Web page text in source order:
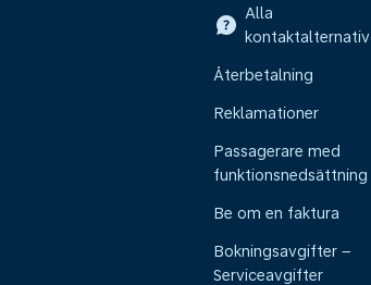
Alla
kontaktalternativ
Återbetalning
Reklamationer
Passagerare med
funktionsnedsättning
Be om en faktura
Bokningsavgifter –
Serviceavgifter